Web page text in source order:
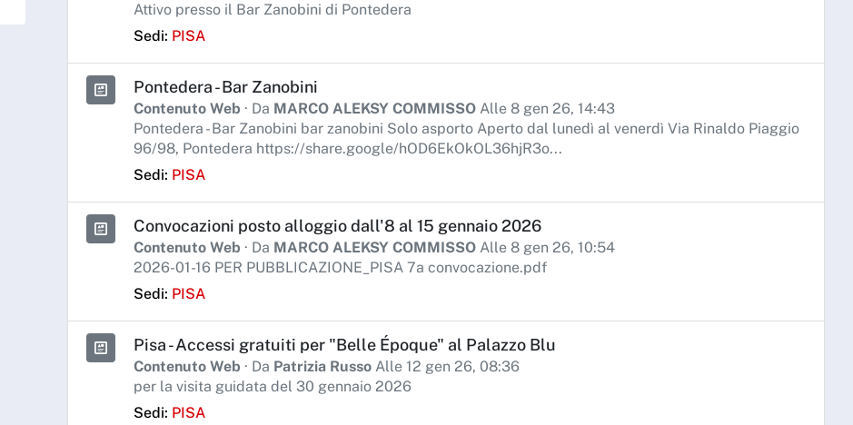
Attivo presso il Bar Zanobini di Pontedera
Sedi: PISA
Pontedera - Bar Zanobini
Contenuto Web · Da MARCO ALEKSY COMMISSO Alle 8 gen 26, 14:43
Pontedera - Bar Zanobini bar zanobini Solo asporto Aperto dal lunedì al venerdì Via Rinaldo Piaggio
96/98, Pontedera https://share.google/hOD6EkOkOL36hjR3o...
Sedi: PISA
Convocazioni posto alloggio dall'8 al 15 gennaio 2026
Contenuto Web · Da MARCO ALEKSY COMMISSO Alle 8 gen 26, 10:54
2026-01-16 PER PUBBLICAZIONE_PISA 7a convocazione.pdf
Sedi: PISA
Pisa - Accessi gratuiti per "Belle Époque" al Palazzo Blu
Contenuto Web · Da Patrizia Russo Alle 12 gen 26, 08:36
per la visita guidata del 30 gennaio 2026
Sedi: PISA